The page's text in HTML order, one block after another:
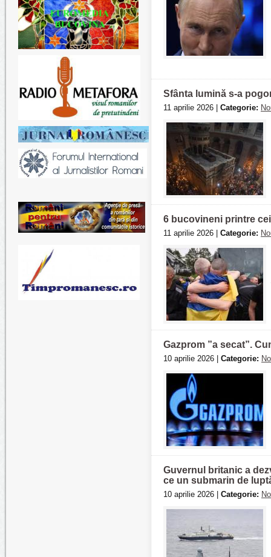
Sfânta lumină s-a
11 aprilie 2026 | Categorie:
6 bucovineni printre
11 aprilie 2026 | Categorie:
Gazprom ”a secat”.
10 aprilie 2026 | Categorie:
Guvernul britanic a
ce un submarin de
10 aprilie 2026 | Categorie: